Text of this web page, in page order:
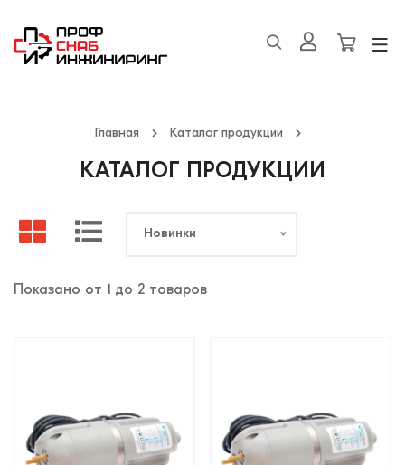
Главная Каталог продукции
КАТАЛОГ ПРОДУКЦИИ
Новинки
Показано от 1 до 2 товаров